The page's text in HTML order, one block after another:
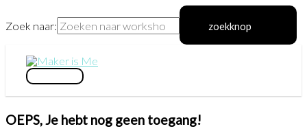
Zoek naar: zoekknop
de
inhoud
hoofdmenu
OEPS, Je hebt nog geen toegang!